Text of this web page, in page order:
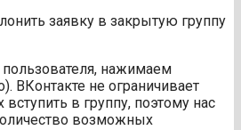
нажимаем
ВКонтакте не ограничивает
в группу, поэтому нас
возможных